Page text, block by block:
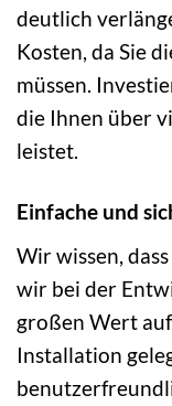
deutlich
Kosten, da Sie
müssen.
die Ihnen über
leistet.
Einfache und
Wir wissen,
wir bei der
großen Wert
Installation